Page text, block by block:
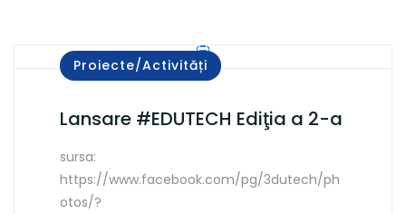
Proiecte/Activități
Lansare #EDUTECH Ediţia a 2-a
sursa:
https://www.facebook.com/pg/3dutech/ph
otos/?